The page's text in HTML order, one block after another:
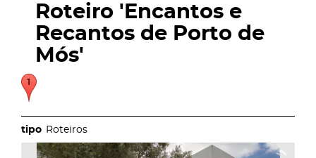
Roteiro 'Encantos e
Recantos de Porto de
Mós'
Roteiros